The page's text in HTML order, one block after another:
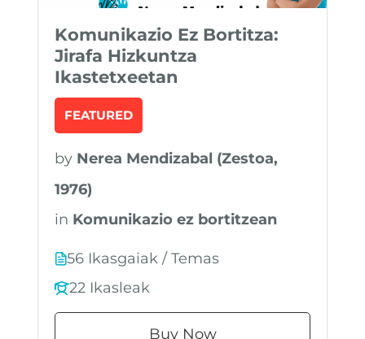
Komunikazio Ez Bortitza:
Jirafa Hizkuntza
Ikastetxeetan
FEATURED
by Nerea Mendizabal (Zestoa,
1976)
in Komunikazio ez bortitzean
56 Ikasgaiak / Temas
22 Ikasleak
Buy Now